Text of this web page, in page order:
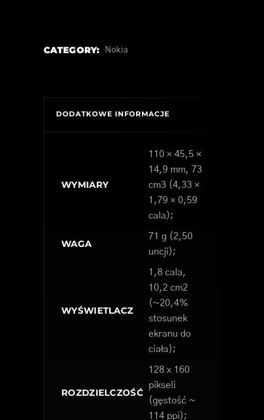
CATEGORY: Nokia
DODATKOWE INFORMACJE
WYMIARY
110 × 45,5 ×
14,9 mm, 73
cm3 (4,33 ×
1,79 × 0,59
cala);
WAGA
71 g (2,50
uncji);
WYŚWIETLACZ
1,8 cala,
10,2 cm2
(~20,4%
stosunek
ekranu do
ciała);
ROZDZIELCZOŚĆ
128 x 160
pikseli
(gęstość ~
114 ppi);